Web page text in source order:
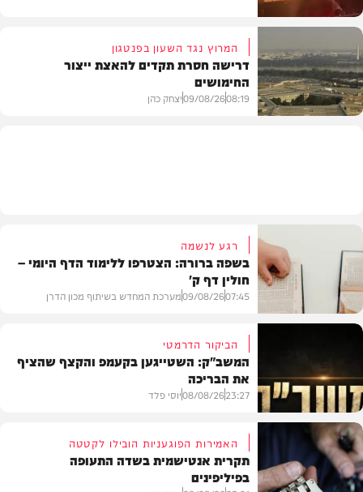
חדשות
המרוץ נגד השעון בפנטגון
דרישה חסרת תקדים להאצת ייצור
החימושים
08:19
09/08/26יצחק כהן
בית המדרש
רגע לנשמה
בשפה ברורה: הצטרפו ללימוד הדף היומי –
חולין דף ק'
07:45
09/08/26מערכת המחדש בשיתוף מכון הדרן
המשב"ק
הביקור הדרמטי
המשב"ק: השטייגען בקעמפ והקצף שהציף
את הבריכה
23:27
08/08/26יוסי פלד
האמירות הפוגעניות הובילו לקטטה
תקרית אנטישמית בשדה התעופה
בפיליפינים